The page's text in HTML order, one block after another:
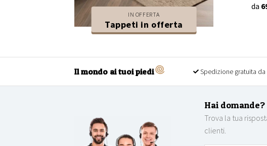
IN OFFERTA
Tappeti in offerta
da
Il mondo ai tuoi piedi Spedizione gratuita da
Hai domande?
Trova la tua
clienti.